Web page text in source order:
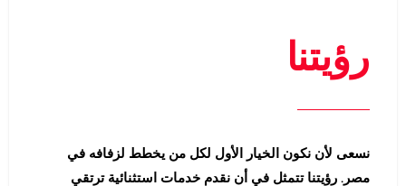
رؤيتنا
نسعى لأن نكون الخيار الأول لكل من يخطط لزفافه في
مصر. رؤيتنا تتمثل في أن نقدم خدمات استثنائية ترتقي